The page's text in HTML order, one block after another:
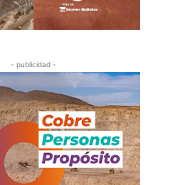
- publicidad -